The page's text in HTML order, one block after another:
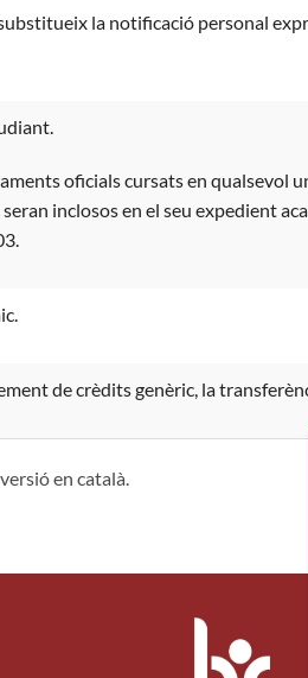
la notificació personal
oficials cursats en qualsevol
inclosos en el seu expedient
de crèdits genèric, la
en català.